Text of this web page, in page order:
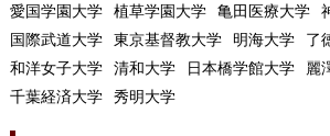
愛国学園大学
植草学園大学 亀田医療大学
国際武道大学
東京基督教大学 明海大学
了
和洋女子大学
清和大学 日本橋学館大学 麗
千葉経済大学
秀明大学